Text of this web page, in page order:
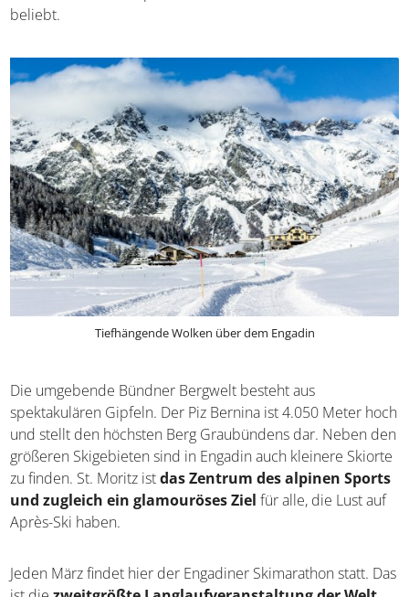
beliebt.
Tiefhängende Wolken über dem Engadin
Die umgebende Bündner Bergwelt besteht aus
spektakulären Gipfeln. Der Piz Bernina ist 4.050 Meter hoch
und stellt den höchsten Berg Graubündens dar. Neben den
größeren Skigebieten sind in Engadin auch kleinere Skiorte
zu finden. St. Moritz istdas Zentrum des alpinen Sports
und zugleich ein glamouröses Ziel für alle, die Lust auf
Après-Ski haben.
Jeden März findet hier der Engadiner Skimarathon statt. Das